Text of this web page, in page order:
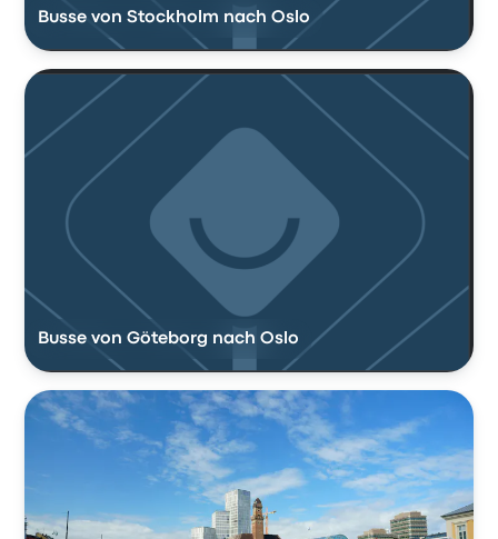
Busse von Stockholm nach Oslo
Busse von Göteborg nach Oslo